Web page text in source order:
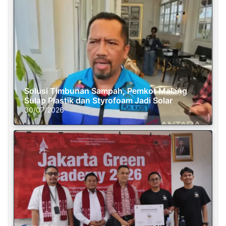
Solusi Timbunan Sampah, Pemkot Malang
Sulap Plastik dan Styrofoam Jadi Solar
30/07/2026